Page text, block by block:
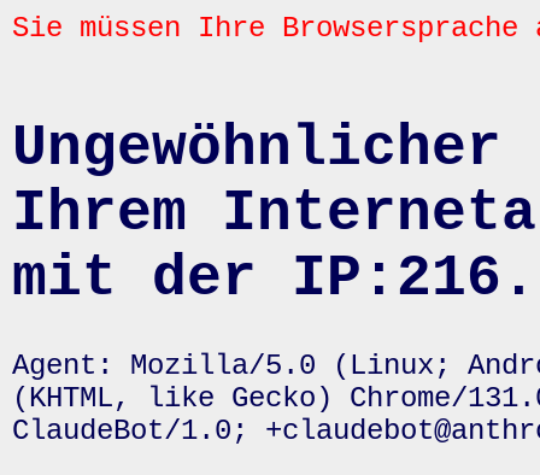
Sie müssen Ihre
Ihrem
mit der
Agent: Mozilla/5.0 (Linux;
(KHTML, like Gecko) Chrome/
ClaudeBot/1.0;